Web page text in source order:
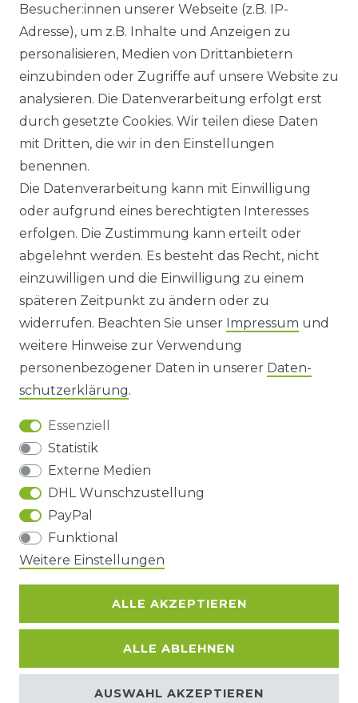
GEWERBETREIBENDE?
HILFE
KONTAKT
ANFAHRT
WIDERRUFS­FORMULAR
HINWEISE ZUR BATTERIEENTSORGUNG
IMPRESSUM
AGB UND KUNDENINFORMATIONEN
DATENSCHUTZERKLÄRUNG
BARRIEREFREIHEIT
Impressum Daten­schutz­erklärung
Barrierefreiheitserklärung
VERTRAG WIDERRUFEN Kontakt
Besucher:innen unserer Webseite (z.B. IP-
Adresse), um z.B. Inhalte und Anzeigen zu
personalisieren, Medien von Drittanbietern
einzubinden oder Zugriffe auf unsere Website zu
analysieren. Die Datenverarbeitung erfolgt erst
durch gesetzte Cookies. Wir teilen diese Daten
mit Dritten, die wir in den Einstellungen
benennen.
Die Datenverarbeitung kann mit Einwilligung
oder aufgrund eines berechtigten Interesses
erfolgen. Die Zustimmung kann erteilt oder
abgelehnt werden. Es besteht das Recht, nicht
einzuwilligen und die Einwilligung zu einem
späteren Zeitpunkt zu ändern oder zu
widerrufen. Beachten Sie unser Impressum und
weitere Hinweise zur Verwendung
personenbezogener Daten in unserer Daten­
schutz­erklärung.
Essenziell
Statistik
Externe Medien
DHL Wunschzustellung
PayPal
Funktional
Weitere Einstellungen
ALLE AKZEPTIEREN
ALLE ABLEHNEN
AUSWAHL AKZEPTIEREN